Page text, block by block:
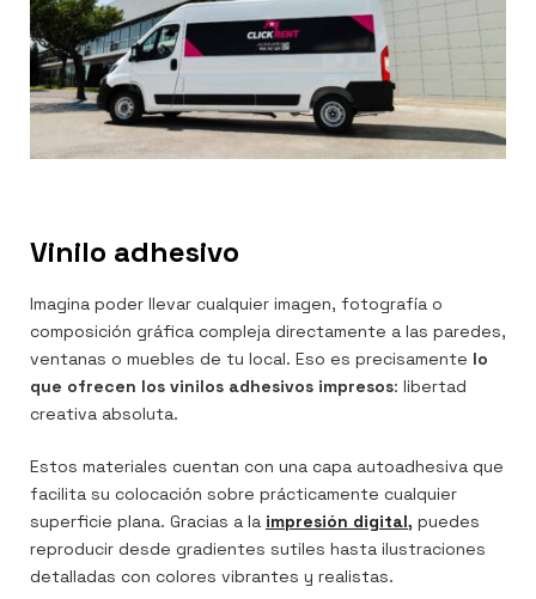
Vinilo adhesivo
Imagina poder llevar cualquier imagen, fotografía o
composición gráfica compleja directamente a las paredes,
ventanas o muebles de tu local. Eso es precisamente lo
que ofrecen los vinilos adhesivos impresos: libertad
creativa absoluta.
Estos materiales cuentan con una capa autoadhesiva que
facilita su colocación sobre prácticamente cualquier
superficie plana. Gracias a la impresión digital, puedes
reproducir desde gradientes sutiles hasta ilustraciones
detalladas con colores vibrantes y realistas.